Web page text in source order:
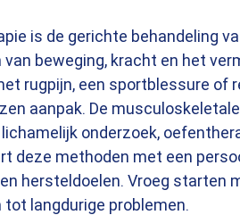
is de gerichte behandeling
van beweging, kracht en het
rugpijn, een sportblessure
aanpak. De
onderzoek,
deze methoden met een
hersteldoelen. Vroeg starten
tot langdurige problemen.